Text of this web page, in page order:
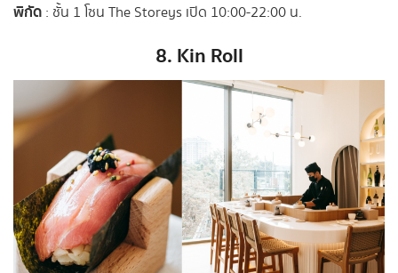
พิกัด : ชั้น 1 โซน The Storeys เปิด 10:00-22:00 น.
8. Kin Roll